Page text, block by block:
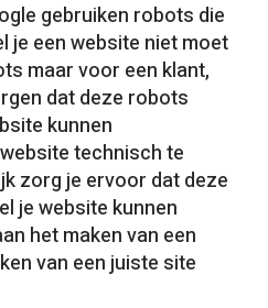
gebruiken robots die
je een website niet moet
maar voor een klant,
dat deze robots
kunnen
technisch te
zorg je ervoor dat deze
je website kunnen
het maken van een
van een juiste site